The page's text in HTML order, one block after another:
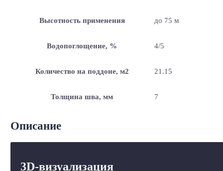
Высотность применения до 75 м
Водопоглощение, % 4/5
Количество на поддоне, м2 21.15
Толщина шва, мм 7
Описание
3D-визуализация